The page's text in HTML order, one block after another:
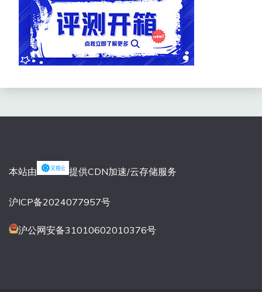
本站由 提供CDN加速/云存储服务
沪ICP备2024077957号
沪公网安备31010602010376号